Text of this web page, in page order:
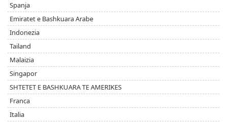
Spanja
Emiratet e Bashkuara Arabe
Indonezia
Tailand
Malaizia
Singapor
SHTETET E BASHKUARA TE AMERIKES
Franca
Italia